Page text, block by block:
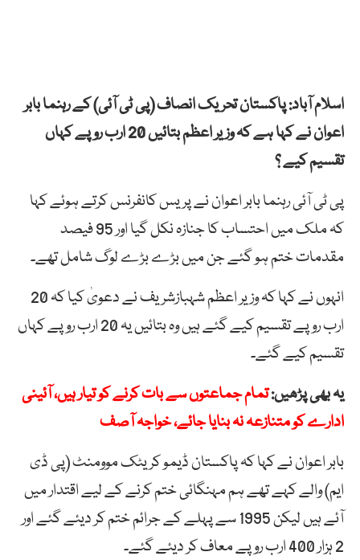
اسلام آباد: پاکستان تحریک انصاف (پی ٹی آئی) کے رہنما بابر
اعوان نے کہا ہے کہ وزیر اعظم بتائیں 20 ارب روپے کہاں
تقسیم کیے ؟
پی ٹی آئی رہنما بابر اعوان نے پریس کانفرنس کرتے ہوئے کہا
کہ ملک میں احتساب کا جنازہ نکل گیا اور 95 فیصد
مقدمات ختم ہو گئے جن میں بڑے بڑے لوگ شامل تھے۔
انہوں نے کہا کہ وزیر اعظم شہبازشریف نے دعویٰ کیا کہ 20
ارب روپے تقسیم کیے گئے ہیں وہ بتائیں یہ 20 ارب روپے کہاں
تقسیم کیے گئے۔
یہ بھی پڑھیں:تمام جماعتوں سے بات کرنے کو تیار ہیں، آئینی
ادارے کو متنازعہ نہ بنایا جائے، خواجہ آصف
بابر اعوان نے کہا کہ پاکستان ڈیمو کریٹک موومنٹ (پی ڈی
ایم) والے کہے تھے ہم مہنگائی ختم کرنے کے لیے اقتدار میں
آئے ہیں لیکن 1995 سے پہلے کے جرائم ختم کر دیئے گئے اور
2 ہزار 400 ارب روپے معاف کر دیئے گئے۔